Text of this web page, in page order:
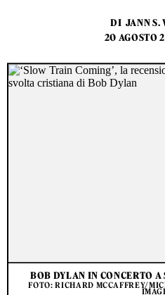
DI JANN S.
20 AGOSTO
BOB DYLAN IN CONCERTO
FOTO: RICHARD MCCAFFREY/